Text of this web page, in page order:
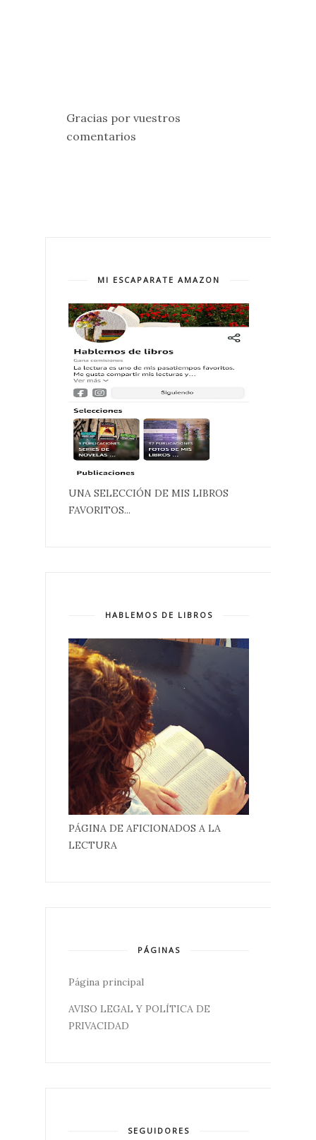
Gracias por vuestros
comentarios
MI ESCAPARATE AMAZON
UNA SELECCIÓN DE MIS LIBROS
FAVORITOS...
HABLEMOS DE LIBROS
PÁGINA DE AFICIONADOS A LA
LECTURA
PÁGINAS
Página principal
AVISO LEGAL Y POLÍTICA DE
PRIVACIDAD
SEGUIDORES